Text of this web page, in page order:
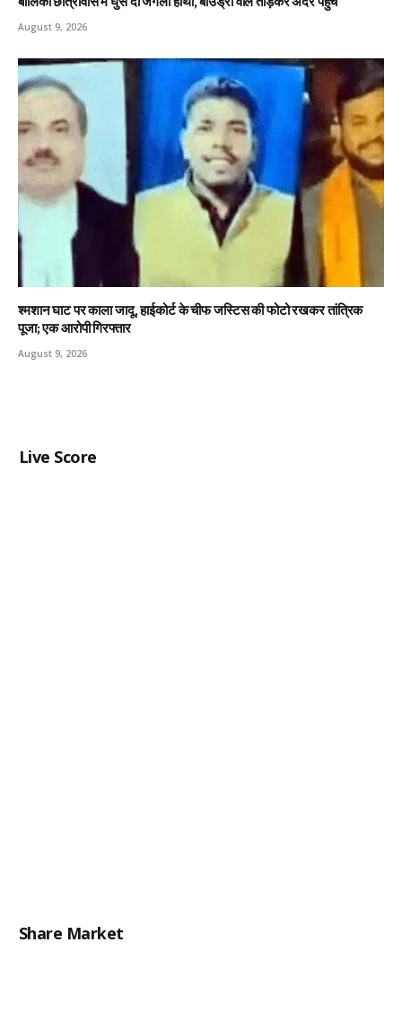
August 9, 2026
श्मशान घाट पर काला जादू, हाईकोर्ट के चीफ जस्टिस की फोटो रखकर तांत्रिक
पूजा; एक आरोपी गिरफ्तार
August 9, 2026
Live Score
Share Market